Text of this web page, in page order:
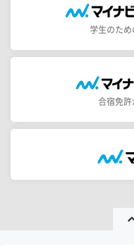
学生のため
合宿免許